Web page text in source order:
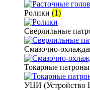
Ролики (1)
Сверлильные
Смазочно-
Токарные патроны
УЦИ (Устройство